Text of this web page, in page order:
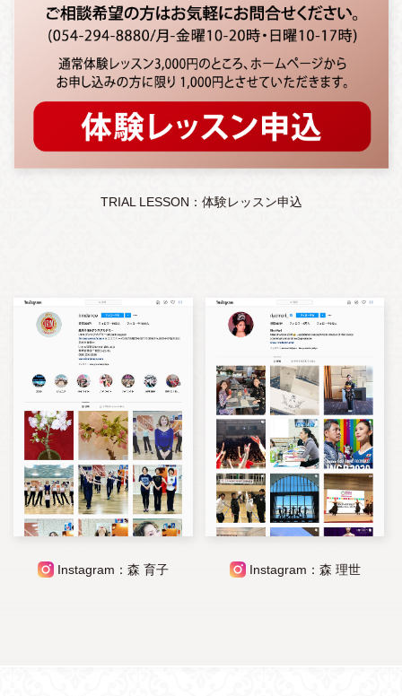
TRIAL LESSON：体験レッスン申込
Instagram：森 育子 Instagram：森 理世